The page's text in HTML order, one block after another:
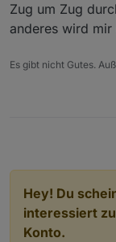
Zug um Zug
anderes wird
Es gibt nicht Gutes.
Hey! Du
interessiert
Konto.